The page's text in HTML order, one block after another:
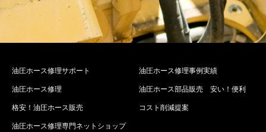
油圧ホース修理サポート
油圧ホース修理
格安！油圧ホース販売
油圧ホース修理専門ネットショップ
油圧ホース修理事例実績
油圧ホース部品販売 安い！便利
コスト削減提案